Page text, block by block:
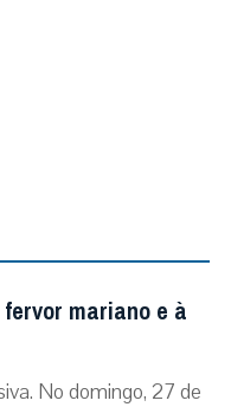
mariano e à
No domingo, 27 de